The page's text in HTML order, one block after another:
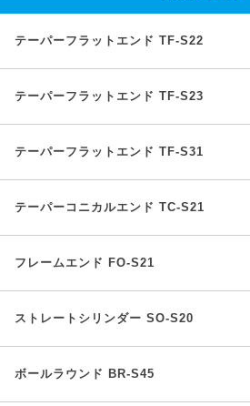
テーパーフラットエンド TF-S22
テーパーフラットエンド TF-S23
テーパーフラットエンド TF-S31
テーパーコニカルエンド TC-S21
フレームエンド FO-S21
ストレートシリンダー SO-S20
ボールラウンド BR-S45